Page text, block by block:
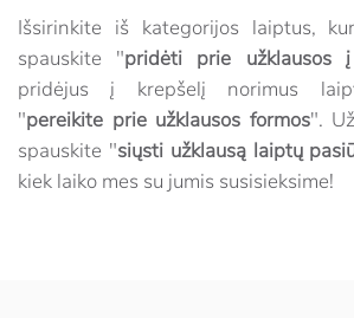
Išsirinkite iš kategorijos laiptus,
spauskite "pridėti prie užklausos
pridėjus į krepšelį norimus
"pereikite prie užklausos formos".
spauskite "siųsti užklausą laiptų
kiek laiko mes su jumis susisieksime!